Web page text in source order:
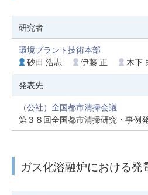
研究者
環境プラント技術本部
砂田 浩志
伊藤 正
木下
発表先
（公社）全国都市清掃会議
第３８回全国都市清掃研究・事例
ガス化溶融炉における発